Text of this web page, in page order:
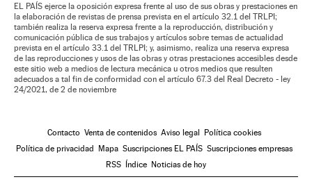
EL PAÍS ejerce la oposición expresa frente al uso de sus obras y prestaciones en
la elaboración de revistas de prensa prevista en el artículo 32.1 del TRLPI;
también realiza la reserva expresa frente a la reproducción, distribución y
comunicación pública de sus trabajos y artículos sobre temas de actualidad
prevista en el artículo 33.1 del TRLPI; y, asimismo, realiza una reserva expresa
de las reproducciones y usos de las obras y otras prestaciones accesibles desde
este sitio web a medios de lectura mecánica u otros medios que resulten
adecuados a tal fin de conformidad con el artículo 67.3 del Real Decreto - ley
24/2021, de 2 de noviembre
Contacto Venta de contenidos Aviso legal Política cookies
Política de privacidad Mapa Suscripciones EL PAÍS Suscripciones empresas
RSS Índice Noticias de hoy